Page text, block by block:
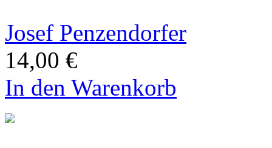
Josef Penzendorfer
14,00 €
In den Warenkorb